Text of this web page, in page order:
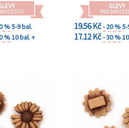
%5-9 bal.
%10 bal. +
SLEVY
PRO
19.56 Kč- 20 %5-
17.12 Kč- 30 %